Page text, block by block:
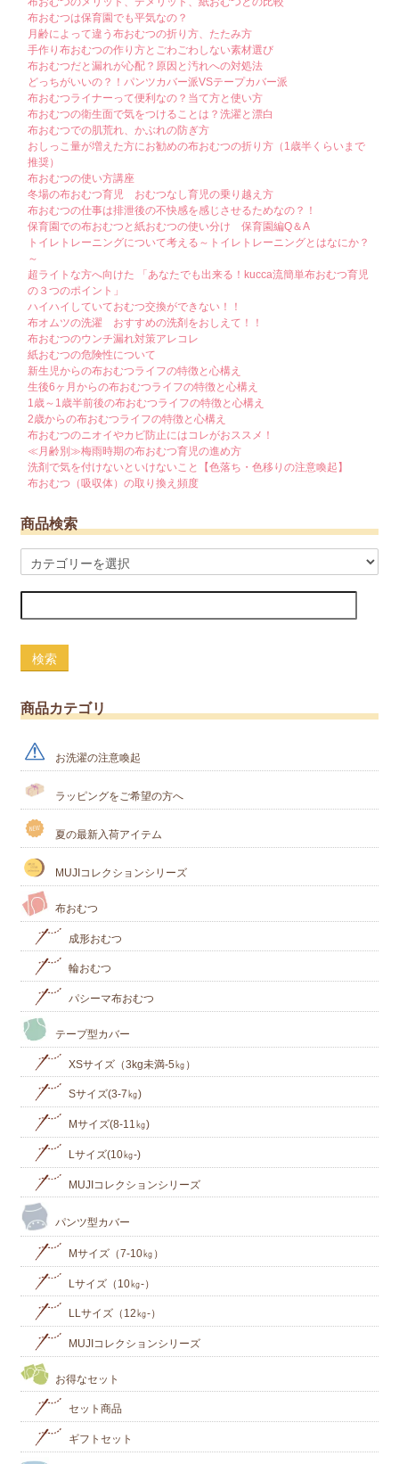
布おむつは保育園でも平気なの？
月齢によって違う布おむつの折り方、たたみ方
手作り布おむつの作り方とごわごわしない素材選び
布おむつだと漏れが心配？原因と汚れへの対処法
どっちがいいの？！パンツカバー派VSテープカバー派
布おむつライナーって便利なの？当て方と使い方
布おむつの衛生面で気をつけることは？洗濯と漂白
布おむつでの肌荒れ、かぶれの防ぎ方
おしっこ量が増えた方にお勧めの布おむつの折り方（1歳半くらいまで
推奨）
布おむつの使い方講座
冬場の布おむつ育児 おむつなし育児の乗り越え方
布おむつの仕事は排泄後の不快感を感じさせるためなの？！
保育園での布おむつと紙おむつの使い分け 保育園編Q＆A
トイレトレーニングについて考える～トイレトレーニングとはなにか？
～
超ライトな方へ向けた 「あなたでも出来る！kucca流簡単布おむつ育児
の３つのポイント」
ハイハイしていておむつ交換ができない！！
布オムツの洗濯 おすすめの洗剤をおしえて！！
布おむつのウンチ漏れ対策アレコレ
紙おむつの危険性について
新生児からの布おむつライフの特徴と心構え
生後6ヶ月からの布おむつライフの特徴と心構え
1歳～1歳半前後の布おむつライフの特徴と心構え
2歳からの布おむつライフの特徴と心構え
布おむつのニオイやカビ防止にはコレがおススメ！
≪月齢別≫梅雨時期の布おむつ育児の進め方
洗剤で気を付けないといけないこと【色落ち・色移りの注意喚起】
布おむつ（吸収体）の取り換え頻度
商品検索
検索
商品カテゴリ
お洗濯の注意喚起
ラッピングをご希望の方へ
夏の最新入荷アイテム
MUJIコレクションシリーズ
布おむつ
成形おむつ
輪おむつ
パシーマ布おむつ
テープ型カバー
XSサイズ（3kg未満-5㎏）
Sサイズ(3-7㎏)
Mサイズ(8-11㎏)
Lサイズ(10㎏‐)
MUJIコレクションシリーズ
パンツ型カバー
Mサイズ（7-10㎏）
Lサイズ（10㎏-）
LLサイズ（12㎏-）
MUJIコレクションシリーズ
お得なセット
セット商品
ギフトセット